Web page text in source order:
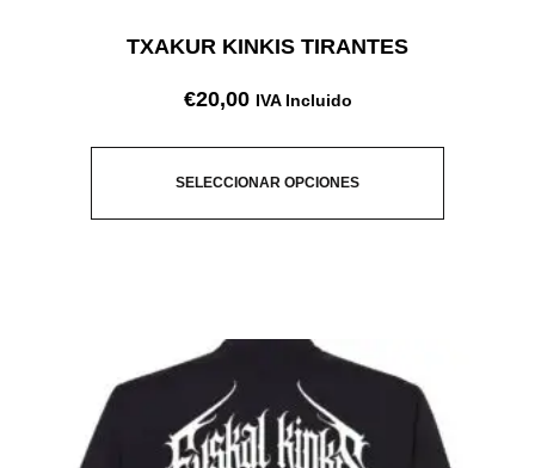
TXAKUR KINKIS TIRANTES
€20,00 IVA Incluido
SELECCIONAR OPCIONES